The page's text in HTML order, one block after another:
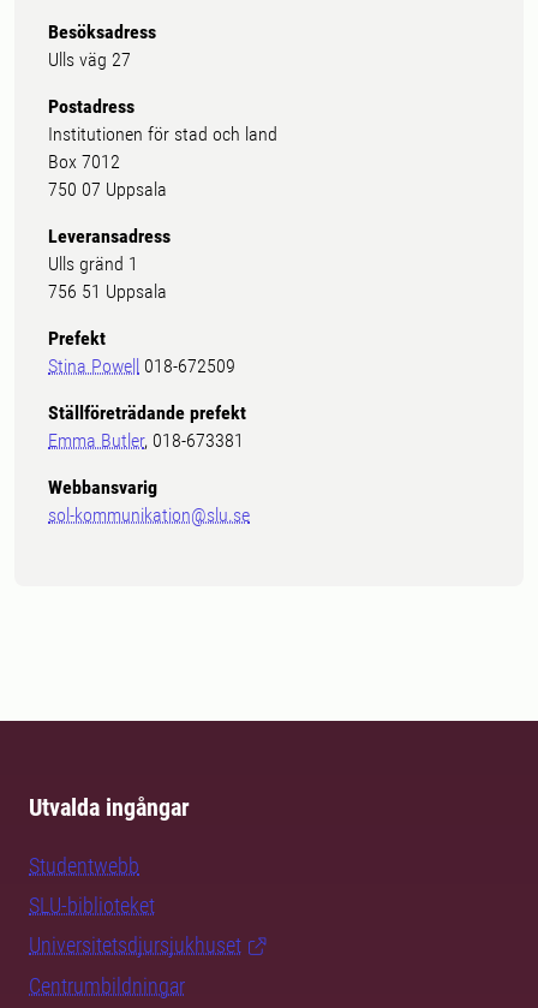
Besöksadress
Ulls väg 27
Postadress
Institutionen för stad och land
Box 7012
750 07 Uppsala
Leveransadress
Ulls gränd 1
756 51 Uppsala
Prefekt
Stina Powell 018-672509
Ställföreträdande prefekt
Emma Butler, 018-673381
Webbansvarig
sol-kommunikation@slu.se
Utvalda ingångar
Studentwebb
SLU-biblioteket
Universitetsdjursjukhuset
Centrumbildningar